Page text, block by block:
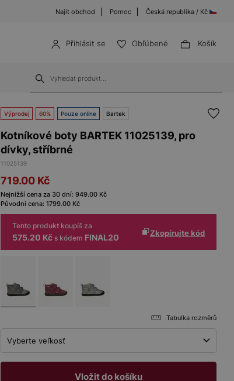
Najít obchod Pomoc Česká republika / Kč
Přihlásit se Obľúbené Košík
Výprodej 60% Pouze online Bartek
Kotníkové boty BARTEK 11025139, pro
dívky, stříbrné
11025139
719.00 Kč
Nejnižší cena za 30 dní: 949.00 Kč
Původní cena: 1799.00 Kč
Tento produkt koupíš za
575.20 Kč s kódem FINAL20 Zkopírujte kód
Tabulka rozměrů
Vyberte veľkosť
Vložit do košíku